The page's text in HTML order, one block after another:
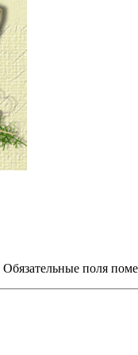
Обязательные поля